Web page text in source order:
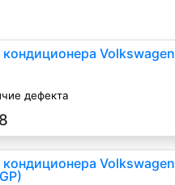
Volkswagen
дефекта
Volkswagen